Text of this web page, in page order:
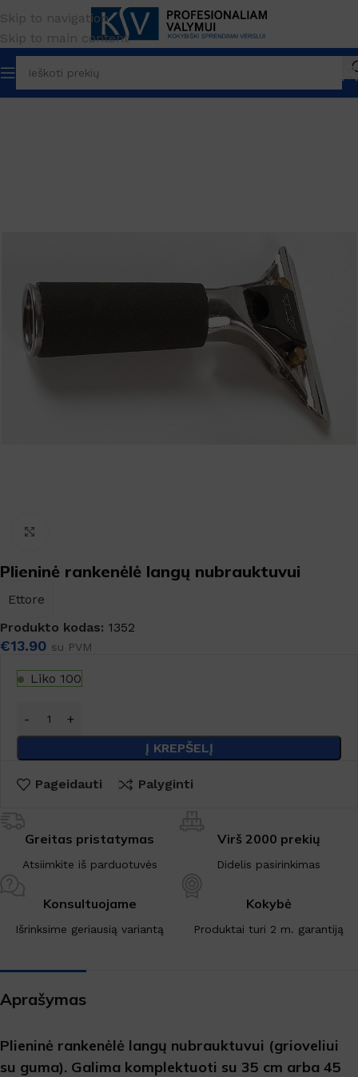
Skip to navigation
Skip to main content
Pradžia PREKĖS ŽENKLAS
Plieninė rankenėlė langų nubrauktuvui
Ettore
Produkto kodas: 1352
€13.90 su PVM
Liko 100
Į KREPŠELĮ
Pageidauti Palyginti
Greitas pristatymas
Atsiimkite iš parduotuvės
Virš 2000 prekių
Didelis pasirinkimas
Konsultuojame
Išrinksime geriausią variantą
Kokybė
Produktai turi 2 m. garantiją
Aprašymas
Plieninė rankenėlė langų nubrauktuvui (grioveliui
su guma). Galima komplektuoti su 35 cm arba 45